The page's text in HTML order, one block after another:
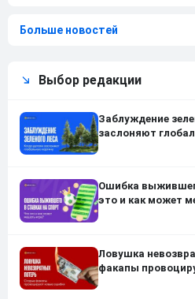
Больше новостей
Выбор редакции
Заблуждение
заслоняют
Ошибка
это и как может
Ловушка
факапы